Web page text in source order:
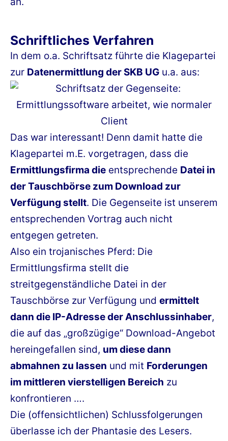
Schriftliches Verfahren
In dem o.a. Schriftsatz führte die Klagepartei
zur Datenermittlung der SKB UG u.a. aus:
Das war interessant! Denn damit hatte die
Klagepartei m.E. vorgetragen, dass die
Ermittlungsfirma die entsprechende Datei in
der Tauschbörse zum Download zur
Verfügung stellt. Die Gegenseite ist unserem
entsprechenden Vortrag auch nicht
entgegen getreten.
Also ein trojanisches Pferd: Die
Ermittlungsfirma stellt die
streitgegenständliche Datei in der
Tauschbörse zur Verfügung und ermittelt
dann die IP-Adresse der Anschlussinhaber,
die auf das „großzügige“ Download-Angebot
hereingefallen sind, um diese dann
abmahnen zu lassen und mit Forderungen
im mittleren vierstelligen Bereich zu
konfrontieren ….
Die (offensichtlichen) Schlussfolgerungen
überlasse ich der Phantasie des Lesers.